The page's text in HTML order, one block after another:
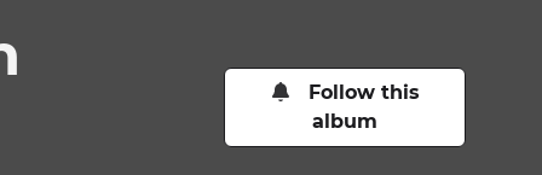
Follow this
album